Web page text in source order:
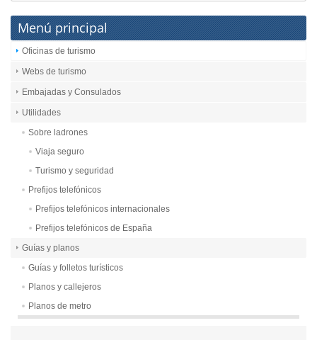
Menú principal
Oficinas de turismo
Webs de turismo
Embajadas y Consulados
Utilidades
Sobre ladrones
Viaja seguro
Turismo y seguridad
Prefijos telefónicos
Prefijos telefónicos internacionales
Prefijos telefónicos de España
Guías y planos
Guías y folletos turísticos
Planos y callejeros
Planos de metro